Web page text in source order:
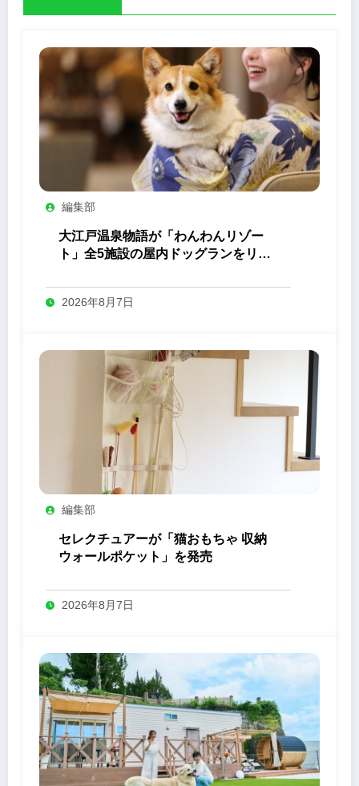
編集部
大江戸温泉物語が「わんわんリゾー
ト」全5施設の屋内ドッグランをリニ
2026年8月7日
編集部
セレクチュアーが「猫おもちゃ 収納
ウォールポケット」を発売
2026年8月7日